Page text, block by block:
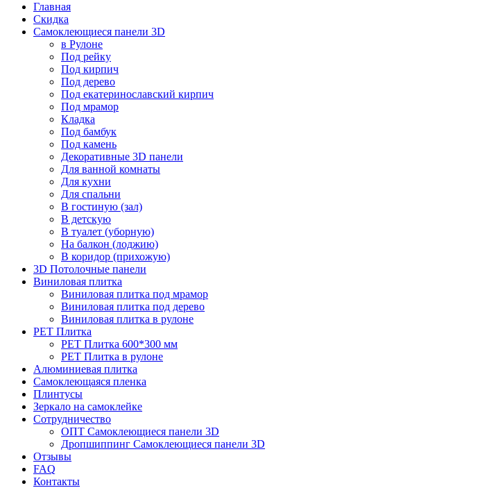
Главная
Скидка
Самоклеющиеся панели 3D
в Рулоне
Под рейку
Под кирпич
Под дерево
Под екатеринославский кирпич
Под мрамор
Кладка
Под бамбук
Под камень
Декоративные 3D панели
Для ванной комнаты
Для кухни
Для спальни
В гостиную (зал)
В детскую
В туалет (уборную)
На балкон (лоджию)
В коридор (прихожую)
3D Потолочные панели
Виниловая плитка
Виниловая плитка под мрамор
Виниловая плитка под дерево
Виниловая плитка в рулоне
PET Плитка
PET Плитка 600*300 мм
PET Плитка в рулоне
Алюминиевая плитка
Самоклеющаяся пленка
Плинтусы
Зеркало на самоклейке
Сотрудничество
ОПТ Самоклеющиеся панели 3D
Дропшиппинг Самоклеющиеся панели 3D
Отзывы
FAQ
Контакты